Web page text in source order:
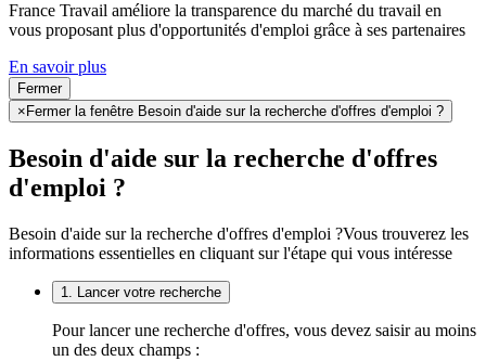
France Travail améliore la transparence du marché du travail en
vous proposant plus d'opportunités d'emploi grâce à ses partenaires
En savoir plus
Fermer
× Fermer la fenêtre Besoin d'aide sur la recherche d'offres d'emploi ?
Besoin d'aide sur la recherche d'offres
d'emploi ?
Besoin d'aide sur la recherche d'offres d'emploi ?Vous trouverez les
informations essentielles en cliquant sur l'étape qui vous intéresse
1. Lancer votre recherche
Pour lancer une recherche d'offres, vous devez saisir au moins
un des deux champs :